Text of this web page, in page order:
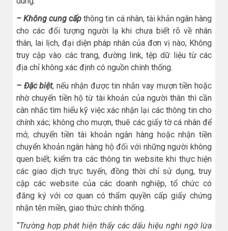
– Không cung cấp thông tin cá nhân, tài khản ngân hàng
cho các đối tượng người lạ khi chưa biết rõ về nhân
thân, lai lịch, đại diện pháp nhân của đơn vị nào; Không
truy cập vào các trang, đường link, tệp dữ liệu từ các
địa chỉ không xác định có nguồn chính thống.
– Đặc biệt, nếu nhận được tin nhắn vay mượn tiền hoặc
nhờ chuyển tiền hộ từ tài khoản của người thân thì cần
cân nhắc tìm hiểu kỹ việc xác nhận lại các thông tin cho
chính xác; không cho mượn, thuê các giấy tờ cá nhân để
mở, chuyển tiền tài khoản ngân hàng hoặc nhận tiền
chuyển khoản ngân hàng hộ đối với những người không
quen biết; kiểm tra các thông tin website khi thực hiện
các giao dịch trực tuyến, đồng thời chỉ sử dụng, truy
cập các website của các doanh nghiệp, tổ chức có
đăng ký với cơ quan có thẩm quyền cấp giấy chứng
nhận tên miền, giao thức chính thống.
“Trường hợp phát hiện thấy các dấu hiệu nghi ngờ lừa